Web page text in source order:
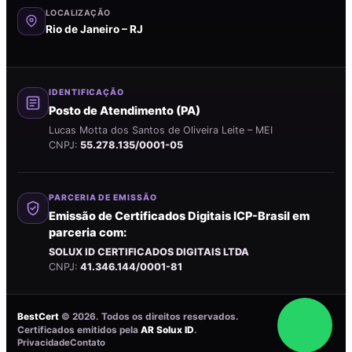
LOCALIZAÇÃO
Rio de Janeiro – RJ
IDENTIFICAÇÃO
Posto de Atendimento (PA)
Lucas Motta dos Santos de Oliveira Leite – MEI
CNPJ: 55.278.135/0001-05
PARCERIA DE EMISSÃO
Emissão de Certificados Digitais ICP-Brasil em
parceria com:
SOLUX ID CERTIFICADOS DIGITAIS LTDA
CNPJ: 41.346.144/0001-81
BestCert © 2026. Todos os direitos reservados.
Certificados emitidos pela AR Solux ID.
PrivacidadeContato